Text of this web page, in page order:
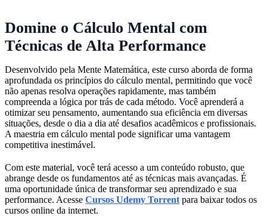
Domine o Cálculo Mental com
Técnicas de Alta Performance
Desenvolvido pela Mente Matemática, este curso aborda de forma
aprofundada os princípios do cálculo mental, permitindo que você
não apenas resolva operações rapidamente, mas também
compreenda a lógica por trás de cada método. Você aprenderá a
otimizar seu pensamento, aumentando sua eficiência em diversas
situações, desde o dia a dia até desafios acadêmicos e profissionais.
A maestria em cálculo mental pode significar uma vantagem
competitiva inestimável.
Com este material, você terá acesso a um conteúdo robusto, que
abrange desde os fundamentos até as técnicas mais avançadas. É
uma oportunidade única de transformar seu aprendizado e sua
performance. Acesse Cursos Udemy Torrent para baixar todos os
cursos online da internet.